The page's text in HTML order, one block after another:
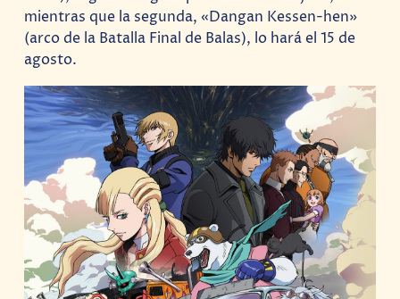
mientras que la segunda, «Dangan Kessen-hen»
(arco de la Batalla Final de Balas), lo hará el 15 de
agosto.